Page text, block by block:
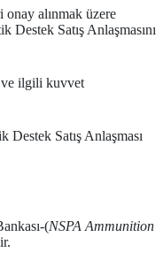
onay alınmak üzere
Destek Satış Anlaşmasını
ve ilgili kuvvet
Satış Anlaşması
(NSPA Ammunition